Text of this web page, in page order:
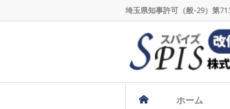
埼玉県知事許可（般-29）第
ホーム